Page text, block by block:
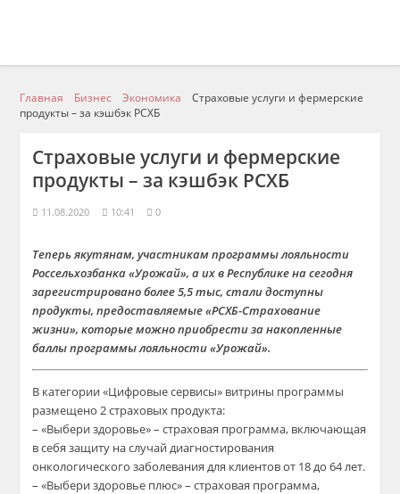
Главная Бизнес Экономика
Страховые услуги и фермерские
продукты – за кэшбэк РСХБ
Страховые услуги и фермерские
продукты – за кэшбэк РСХБ
11.08.2020 10:41 0
Теперьякутянам, участникам программы лояльности
Россельхозбанка «Урожай», а ихвРеспубликена сегодня
зарегистрировано более 5,5тыс, стали доступны
продукты, предоставляемые«РСХБ-Страхование
жизни»,которые можно приобрестиза накопленные
баллы программы лояльности «Урожай».
В категории «Цифровые сервисы» витрины программы
размещено 2 страховых продукта:
– «Выбери здоровье»– страховая программа, включающая
в себя защиту на случай диагностирования
онкологического заболевания для клиентов от 18 до 64 лет.
– «Выбери здоровье плюс» – страховая программа,